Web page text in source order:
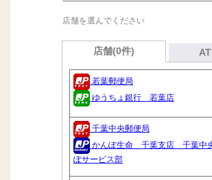
店舗を選んでください
店舗(0件)
若葉郵便局
ゆうちょ銀行 若葉店
千葉中央郵便局
かんぽ生命 千葉支店 千葉中
ぽサービス部